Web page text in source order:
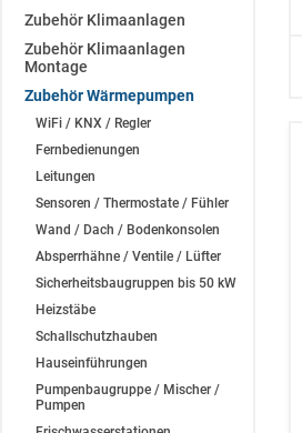
Zubehör Klimaanlagen
Zubehör Klimaanlagen
Montage
Zubehör Wärmepumpen
WiFi / KNX / Regler
Fernbedienungen
Leitungen
Sensoren / Thermostate / Fühler
Wand / Dach / Bodenkonsolen
Absperrhähne / Ventile / Lüfter
Sicherheitsbaugruppen bis 50 kW
Heizstäbe
Schallschutzhauben
Hauseinführungen
Pumpenbaugruppe / Mischer /
Pumpen